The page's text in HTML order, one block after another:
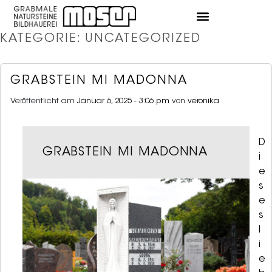
KATEGORIE: UNCATEGORIZED
GRABSTEIN MI MADONNA
Veröffentlicht am Januar 6, 2025 - 3:06 pm von veronika
GRABSTEIN MI MADONNA
D
i
e
s
e
s
l
i
e